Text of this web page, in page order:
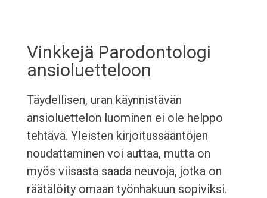
Vinkkejä Parodontologi
ansioluetteloon
Täydellisen, uran käynnistävän
ansioluettelon luominen ei ole helppo
tehtävä. Yleisten kirjoitussääntöjen
noudattaminen voi auttaa, mutta on
myös viisasta saada neuvoja, jotka on
räätälöity omaan työnhakuun sopiviksi.